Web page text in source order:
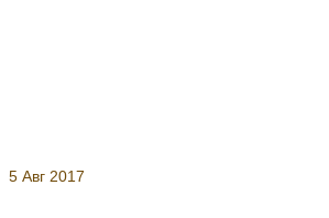
5 Авг 2017